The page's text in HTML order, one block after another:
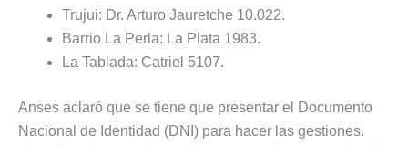
Trujui: Dr. Arturo Jauretche 10.022.
Barrio La Perla: La Plata 1983.
La Tablada: Catriel 5107.
Anses aclaró que se tiene que presentar el Documento
Nacional de Identidad (DNI) para hacer las gestiones.